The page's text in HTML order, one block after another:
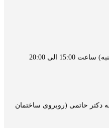
الی 20:00
دکتر حاتمی (روبروی ساختمان